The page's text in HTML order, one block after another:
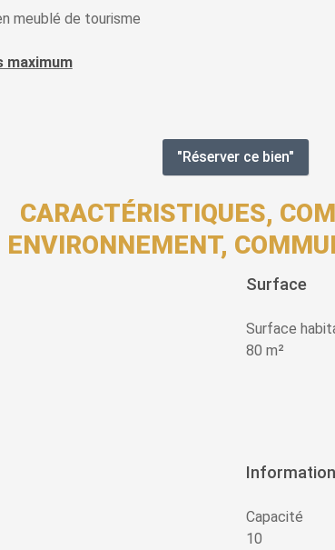
meublé de tourisme
maximum
"Réserver ce bien"
CARACTÉRISTIQUES,
ENVIRONNEMENT,
Surface
Surface
80 m²
Capacité
10